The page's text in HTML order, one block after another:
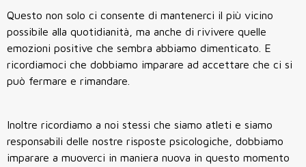
Questo non solo ci consente di mantenerci il più vicino
possibile alla quotidianità, ma anche di rivivere quelle
emozioni positive che sembra abbiamo dimenticato. E
ricordiamoci che dobbiamo imparare ad accettare che ci si
può fermare e rimandare.
Inoltre ricordiamo a noi stessi che siamo atleti e siamo
responsabili delle nostre risposte psicologiche, dobbiamo
imparare a muoverci in maniera nuova in questo momento